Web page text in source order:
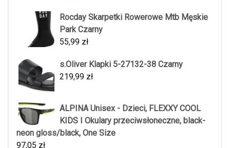
Rocday Skarpetki Rowerowe Mtb Męskie
Park Czarny
55,99 zł
s.Oliver Klapki 5-27132-38 Czarny
219,99 zł
ALPINA Unisex - Dzieci, FLEXXY COOL
KIDS I Okulary przeciwsłoneczne, black-
neon gloss/black, One Size
97,05 zł